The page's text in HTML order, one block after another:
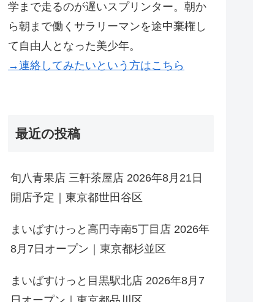
学まで走るのが遅いスプリンター。朝か
ら朝まで働くサラリーマンを途中棄権し
て自由人となった美少年。
→連絡してみたいという方はこちら
最近の投稿
旬八青果店 三軒茶屋店 2026年8月21日
開店予定｜東京都世田谷区
まいばすけっと高円寺南5丁目店 2026年
8月7日オープン｜東京都杉並区
まいばすけっと目黒駅北店 2026年8月7